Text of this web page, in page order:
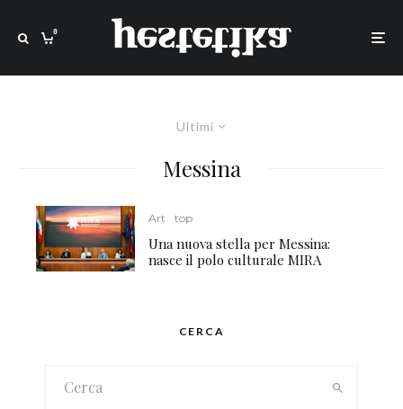
0
Ultimi
Messina
Art top
Una nuova stella per Messina:
nasce il polo culturale MIRA
CERCA